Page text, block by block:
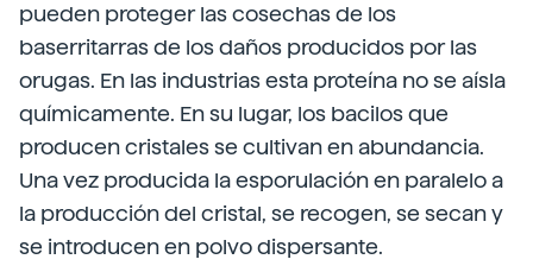
pueden proteger las cosechas de los
baserritarras de los daños producidos por las
orugas. En las industrias esta proteína no se aísla
químicamente. En su lugar, los bacilos que
producen cristales se cultivan en abundancia.
Una vez producida la esporulación en paralelo a
la producción del cristal, se recogen, se secan y
se introducen en polvo dispersante.